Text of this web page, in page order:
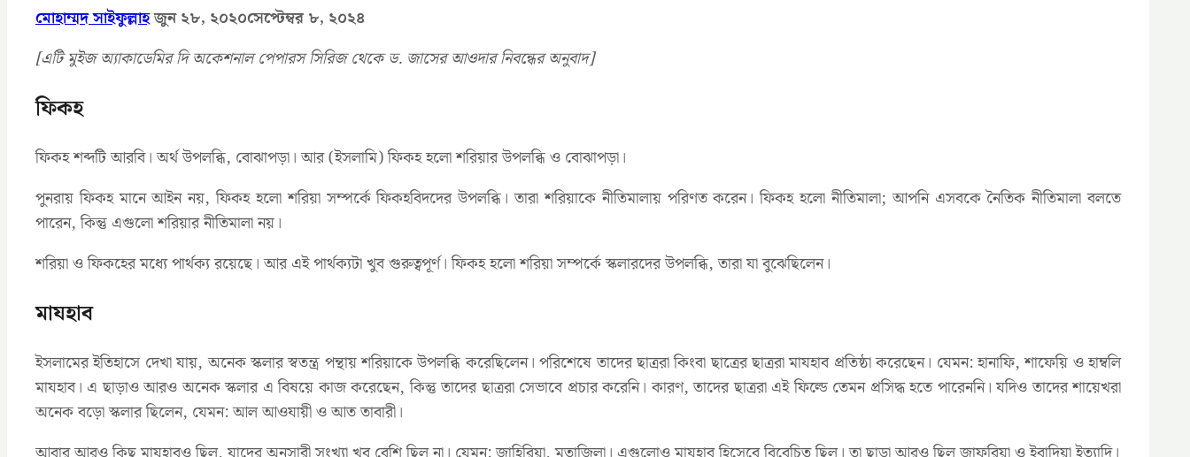
মোহাম্মদ সাইফুল্লাহজুন ২৮, ২০২০সেপ্টেম্বর ৮, ২০২৪
[এটি মুইজ অ্যাকাডেমির দি অকেশনাল পেপারস সিরিজ থেকে ড. জাসের আওদার নিবন্ধের অনুবাদ]
ফিকহ
ফিকহ শব্দটি আরবি। অর্থ উপলব্ধি, বোঝাপড়া। আর (ইসলামি) ফিকহ হলো শরিয়ার উপলব্ধি ও বোঝাপড়া।
পুনরায় ফিকহ মানে আইন নয়, ফিকহ হলো শরিয়া সম্পর্কে ফিকহবিদদের উপলব্ধি। তারা শরিয়াকে নীতিমালায় পরিণত করেন। ফিকহ হলো নীতিমালা; আপনি এসবকে নৈতিক নীতিমালা বলতে
পারেন, কিন্তু এগুলো শরিয়ার নীতিমালা নয়।
শরিয়া ও ফিকহের মধ্যে পার্থক্য রয়েছে। আর এই পার্থক্যটা খুব গুরুত্বপূর্ণ। ফিকহ হলো শরিয়া সম্পর্কে স্কলারদের উপলব্ধি, তারা যা বুঝেছিলেন।
মাযহাব
ইসলামের ইতিহাসে দেখা যায়, অনেক স্কলার স্বতন্ত্র পন্থায় শরিয়াকে উপলব্ধি করেছিলেন। পরিশেষে তাদের ছাত্ররা কিংবা ছাত্রের ছাত্ররা মাযহাব প্রতিষ্ঠা করেছেন। যেমন: হানাফি, শাফেয়ি ও হাম্বলি
মাযহাব। এ ছাড়াও আরও অনেক স্কলার এ বিষয়ে কাজ করেছেন, কিন্তু তাদের ছাত্ররা সেভাবে প্রচার করেনি। কারণ, তাদের ছাত্ররা এই ফিল্ডে তেমন প্রসিদ্ধ হতে পারেননি। যদিও তাদের শায়েখরা
অনেক বড়ো স্কলার ছিলেন, যেমন: আল আওযায়ী ও আত তাবারী।